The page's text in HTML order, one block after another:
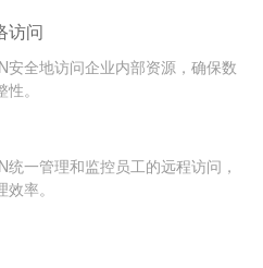
访问
安全地访问企业内部资源，确保数
。
统一管理和监控员工的远程访问，
率。